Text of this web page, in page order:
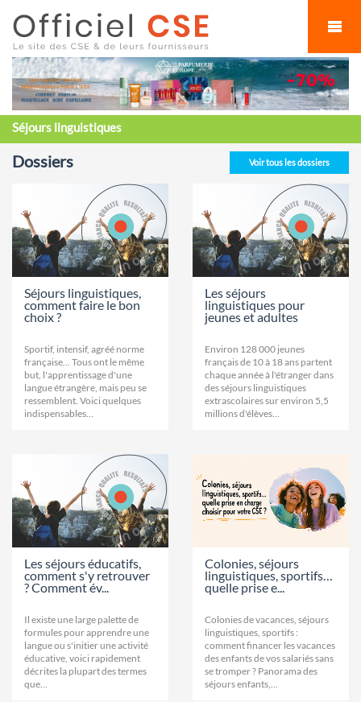
Séjours linguistiques
Voir tous les dossiers
Dossiers
Séjours linguistiques,
comment faire le bon
choix ?
Sportif, intensif, agréé norme
française... Tous ont le même
but, l'apprentissage d'une
langue étrangère, mais peu se
ressemblent. Voici quelques
indispensables...
Les séjours
linguistiques pour
jeunes et adultes
Environ 128 000 jeunes
français de 10 à 18 ans partent
chaque année à l'étranger dans
des séjours linguistiques
extrascolaires sur environ 5,5
millions d'élèves...
Les séjours éducatifs,
comment s'y retrouver
? Comment év...
Il existe une large palette de
formules pour apprendre une
langue ou s'initier une activité
éducative, voici rapidement
décrites la plupart des termes
que...
Colonies, séjours
linguistiques, sportifs…
quelle prise e...
Colonies de vacances, séjours
linguistiques, sportifs :
comment financer les vacances
des enfants de vos salariés sans
se tromper ? Panorama des
séjours enfants,...